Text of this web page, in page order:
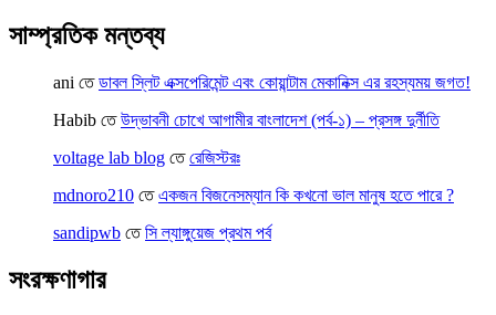
সাম্প্রতিক মন্তব্য
ani তেডাবল স্লিট এক্সপেরিমেন্ট এবং কোয়ান্টাম মেকানিক্স এর রহস্যময় জগত!
Habib তেউদ্ভাবনী চোখে আগামীর বাংলাদেশ (পর্ব-১) – প্রসঙ্গ দুর্নীতি
voltage lab blog তেরেজিস্টরঃ
mdnoro210 তেএকজন বিজনেসম্যান কি কখনো ভাল মানুষ হতে পারে ?
sandipwb তেসি ল্যাঙ্গুয়েজ প্রথম পর্ব
সংরক্ষণাগার